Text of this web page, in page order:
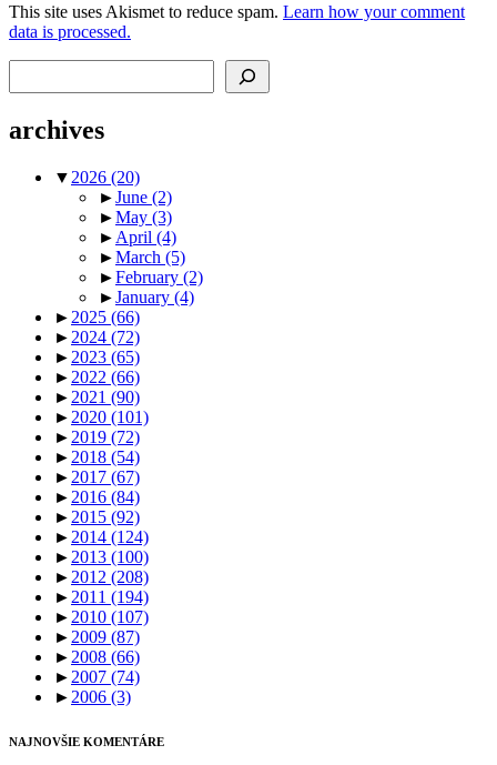
This site uses Akismet to reduce spam. Learn how your comment
data is processed.
archives
▼ 2026 (20)
►June (2)
►May (3)
► April (4)
►March (5)
►February (2)
►January (4)
► 2025 (66)
► 2024 (72)
► 2023 (65)
► 2022 (66)
► 2021 (90)
► 2020 (101)
► 2019 (72)
► 2018 (54)
► 2017 (67)
► 2016 (84)
► 2015 (92)
► 2014 (124)
► 2013 (100)
► 2012 (208)
► 2011 (194)
► 2010 (107)
► 2009 (87)
► 2008 (66)
► 2007 (74)
► 2006 (3)
NAJNOVŠIE KOMENTÁRE